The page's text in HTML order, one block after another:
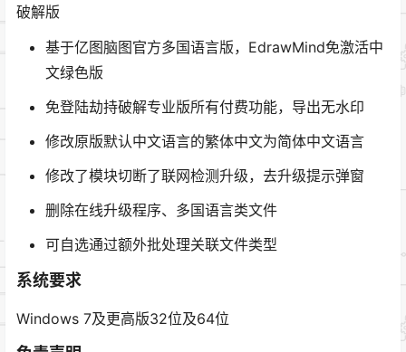
破解版
基于亿图脑图官方多国语言版，EdrawMind免激活中
文绿色版
免登陆劫持破解专业版所有付费功能，导出无水印
修改原版默认中文语言的繁体中文为简体中文语言
修改了模块切断了联网检测升级，去升级提示弹窗
删除在线升级程序、多国语言类文件
可自选通过额外批处理关联文件类型
系统要求
Windows 7及更高版32位及64位